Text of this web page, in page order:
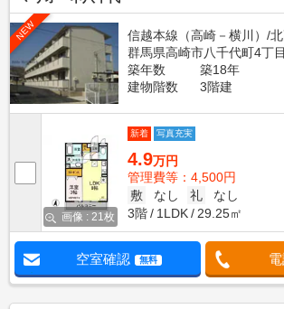
NEW
信越本線（高崎－横川）/
群馬県高崎市八千代町4丁目
築年数
築18年
建物階数
3階建
画像 : 21枚
新着 写真充実
4.9万円
管理費等：4,500円
敷
なし 礼
なし
3階
1LDK 29.25㎡
空室確認 無料